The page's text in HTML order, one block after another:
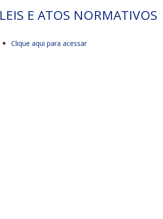
LEIS E ATOS NORMATIVOS
Clique aqui para acessar